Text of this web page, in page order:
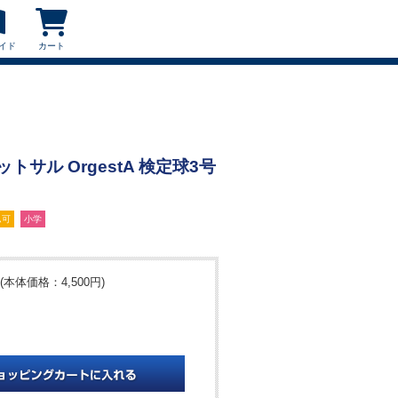
ド カート
トサル OrgestA 検定球3号
可 小学
(本体価格：4,500円)